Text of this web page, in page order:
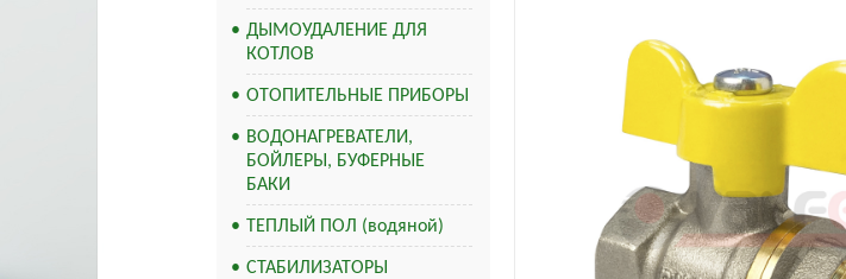
ДЫМОУДАЛЕНИЕ ДЛЯ
КОТЛОВ
ОТОПИТЕЛЬНЫЕ ПРИБОРЫ
ВОДОНАГРЕВАТЕЛИ,
БОЙЛЕРЫ, БУФЕРНЫЕ
БАКИ
ТЕПЛЫЙ ПОЛ (водяной)
СТАБИЛИЗАТОРЫ